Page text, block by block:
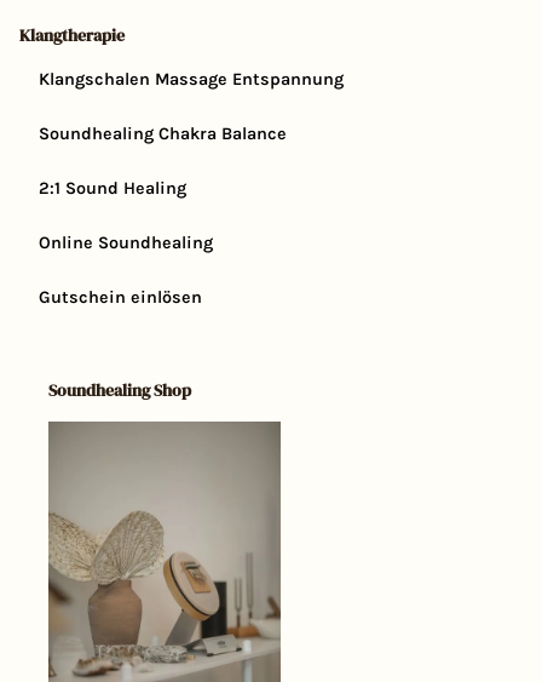
Klangtherapie
Klangschalen Massage Entspannung
Soundhealing Chakra Balance
2:1 Sound Healing
Online Soundhealing
Gutschein einlösen
Soundhealing Shop